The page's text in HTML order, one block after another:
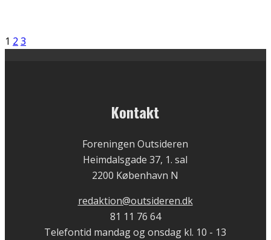
1 2 3
Kontakt
Foreningen Outsideren
Heimdalsgade 37, 1. sal
2200 København N
redaktion@outsideren.dk
81 11 76 64
Telefontid mandag og onsdag kl. 10 - 13